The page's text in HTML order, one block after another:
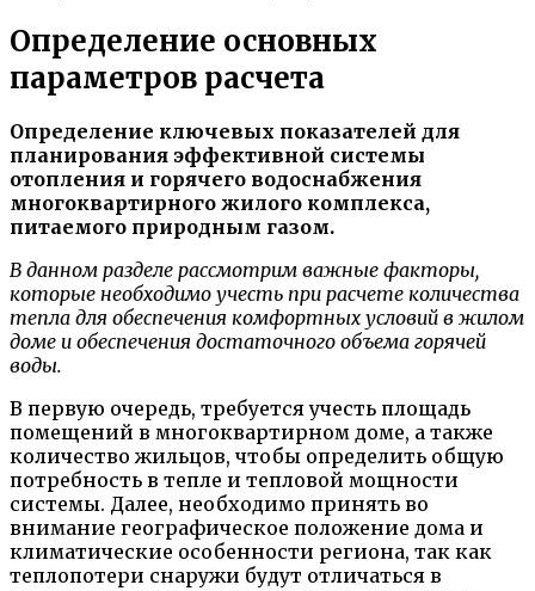
Определение основных
параметров расчета
Определение ключевых показателей для
планирования эффективной системы
отопления и горячего водоснабжения
многоквартирного жилого комплекса,
питаемого природным газом.
В данном разделе рассмотрим важные факторы,
которые необходимо учесть при расчете количества
тепла для обеспечения комфортных условий в жилом
доме и обеспечения достаточного объема горячей
воды.
В первую очередь, требуется учесть площадь
помещений в многоквартирном доме, а также
количество жильцов, чтобы определить общую
потребность в тепле и тепловой мощности
системы. Далее, необходимо принять во
внимание географическое положение дома и
климатические особенности региона, так как
теплопотери снаружи будут отличаться в